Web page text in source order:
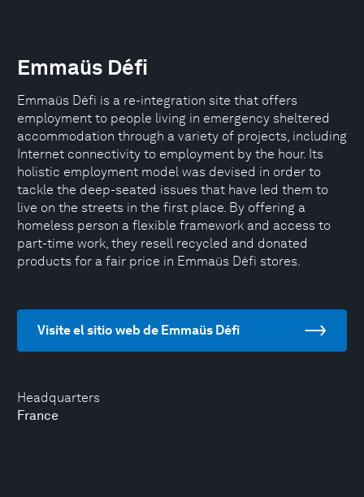
Headquarters
France
Emmaüs Défi
Emmaüs Défi is a re-integration site that offers
employment to people living in emergency sheltered
accommodation through a variety of projects, including
Internet connectivity to employment by the hour. Its
holistic employment model was devised in order to
tackle the deep-seated issues that have led them to
live on the streets in the first place. By offering a
homeless person a flexible framework and access to
part-time work, they resell recycled and donated
products for a fair price in Emmaüs Défi stores.
Visite el sitio web de Emmaüs Défi